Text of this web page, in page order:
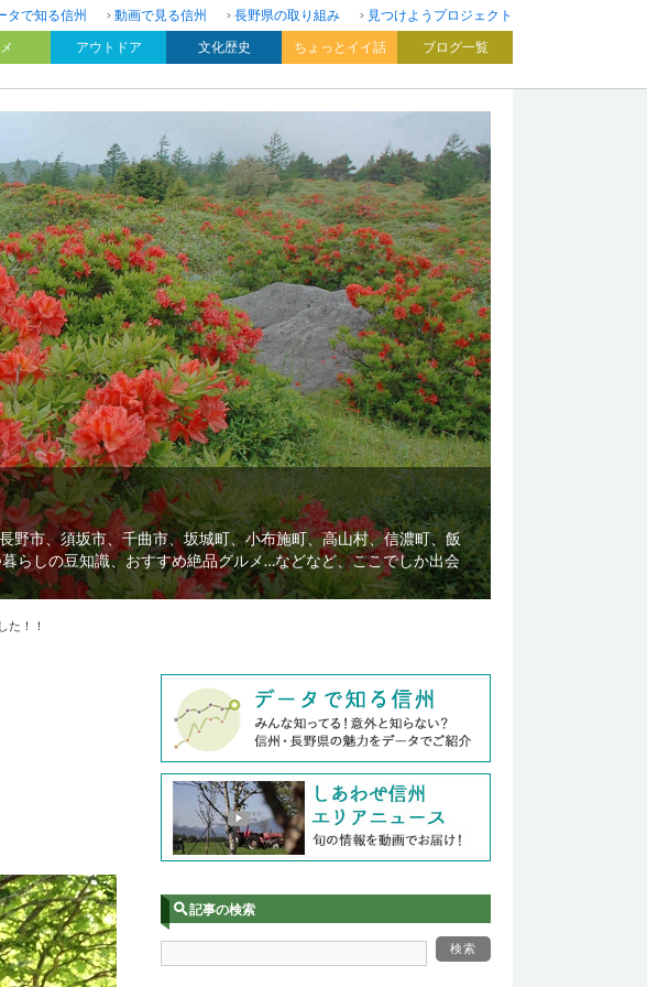
タで知る信州 動画で見る信州 長野県の取り組み
見つけようプロジェクト
アウトドア 文化歴史 ちょっとイイ話 ブログ一覧
野市、須坂市、千曲市、坂城町、小布施町、高山村、信濃町、飯
らしの豆知識、おすすめ絶品グルメ…などなど、ここでしか出会
た！！
記事の検索